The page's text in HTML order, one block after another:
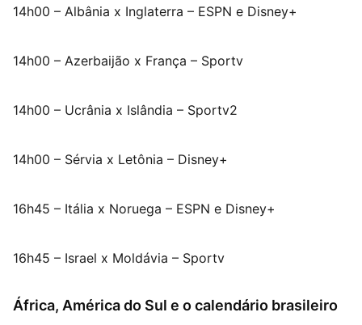
14h00 – Albânia x Inglaterra – ESPN e Disney+
14h00 – Azerbaijão x França – Sportv
14h00 – Ucrânia x Islândia – Sportv2
14h00 – Sérvia x Letônia – Disney+
16h45 – Itália x Noruega – ESPN e Disney+
16h45 – Israel x Moldávia – Sportv
África, América do Sul e o calendário brasileiro